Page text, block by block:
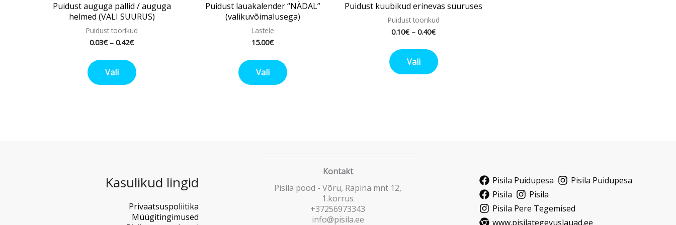
Puidust auguga pallid / auguga
helmed (VALI SUURUS)
Puidust toorikud
0.03€ – 0.42€
Vali
Puidust lauakalender “NÄDAL”
(valikuvõimalusega)
Lastele
15.00€
Vali
Puidust kuubikud erinevas suuruses
Puidust toorikud
0.10€ – 0.40€
Vali
Kasulikud lingid
Privaatsuspoliitika
Müügitingimused
Kontakt
Pisila pood - Võru, Räpina mnt 12,
1.korrus
+37256973343
info@pisila.ee
Pisila Puidupesa
Pisila Puidupesa
Pisila
Pisila
Pisila Pere Tegemised
www.pisilategevuslauad.ee